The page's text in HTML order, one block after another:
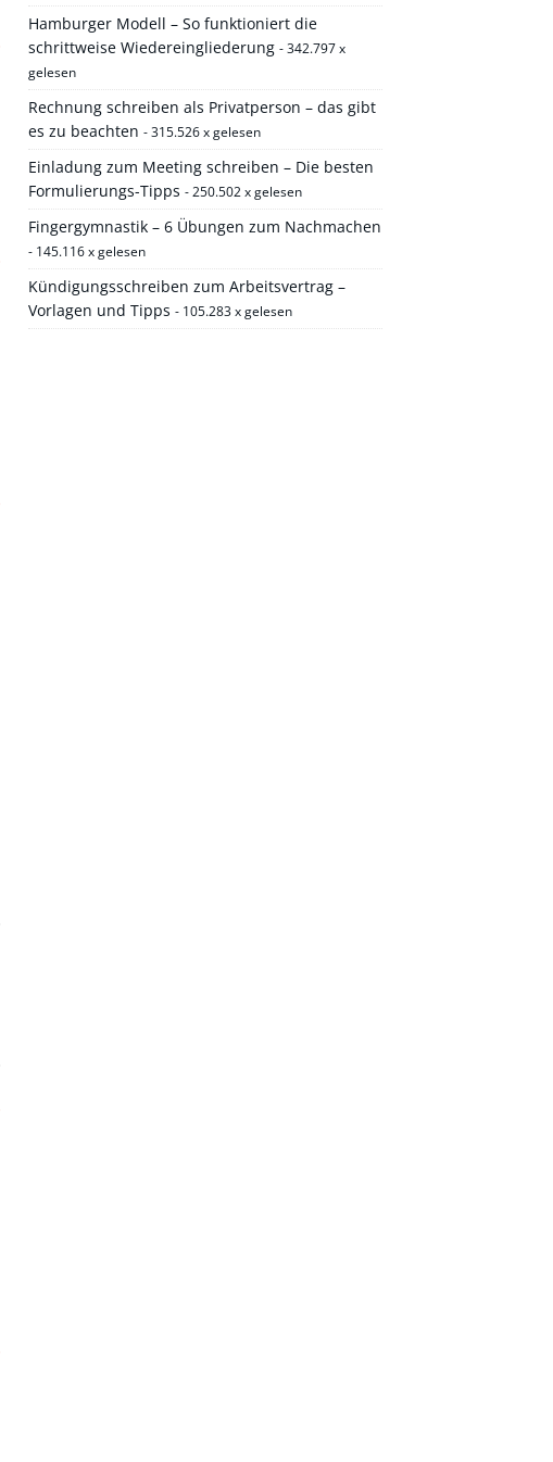
Hamburger Modell – So funktioniert die
schrittweise Wiedereingliederung - 342.797 x
gelesen
Rechnung schreiben als Privatperson – das gibt
es zu beachten - 315.526 x gelesen
Einladung zum Meeting schreiben – Die besten
Formulierungs-Tipps - 250.502 x gelesen
Fingergymnastik – 6 Übungen zum Nachmachen
- 145.116 x gelesen
Kündigungsschreiben zum Arbeitsvertrag –
Vorlagen und Tipps - 105.283 x gelesen